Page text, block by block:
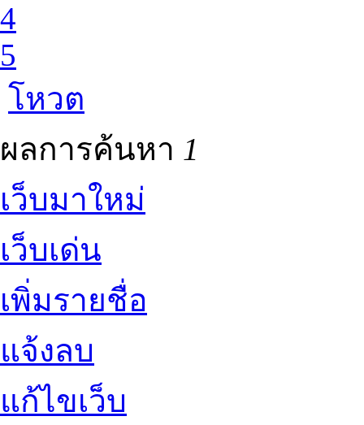
4
5
โหวต
ผลการค้นหา 1
เว็บมาใหม่
เว็บเด่น
เพิ่มรายชื่อ
แจ้งลบ
แก้ไขเว็บ